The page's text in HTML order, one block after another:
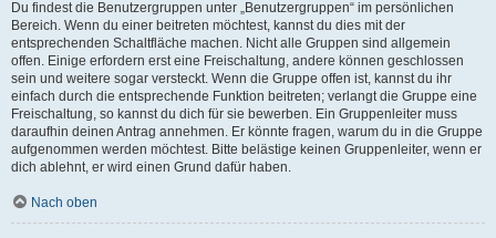
Du findest die Benutzergruppen unter „Benutzergruppen“ im persönlichen
Bereich. Wenn du einer beitreten möchtest, kannst du dies mit der
entsprechenden Schaltfläche machen. Nicht alle Gruppen sind allgemein
offen. Einige erfordern erst eine Freischaltung, andere können geschlossen
sein und weitere sogar versteckt. Wenn die Gruppe offen ist, kannst du ihr
einfach durch die entsprechende Funktion beitreten; verlangt die Gruppe eine
Freischaltung, so kannst du dich für sie bewerben. Ein Gruppenleiter muss
daraufhin deinen Antrag annehmen. Er könnte fragen, warum du in die Gruppe
aufgenommen werden möchtest. Bitte belästige keinen Gruppenleiter, wenn er
dich ablehnt, er wird einen Grund dafür haben.
Nach oben